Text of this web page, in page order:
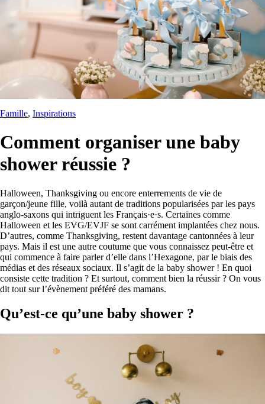
Famille, Inspirations
Comment organiser une baby
shower réussie ?
Halloween, Thanksgiving ou encore enterrements de vie de
garçon/jeune fille, voilà autant de traditions popularisées par les pays
anglo-saxons qui intriguent les Français·e·s. Certaines comme
Halloween et les EVG/EVJF se sont carrément implantées chez nous.
D’autres, comme Thanksgiving, restent davantage cantonnées à leur
pays. Mais il est une autre coutume que vous connaissez peut-être et
qui commence à faire parler d’elle dans l’Hexagone, par le biais des
médias et des réseaux sociaux. Il s’agit de la baby shower ! En quoi
consiste cette tradition ? Et surtout, comment bien la réussir ? On vous
dit tout sur l’évènement préféré des mamans.
Qu’est-ce qu’une baby shower ?